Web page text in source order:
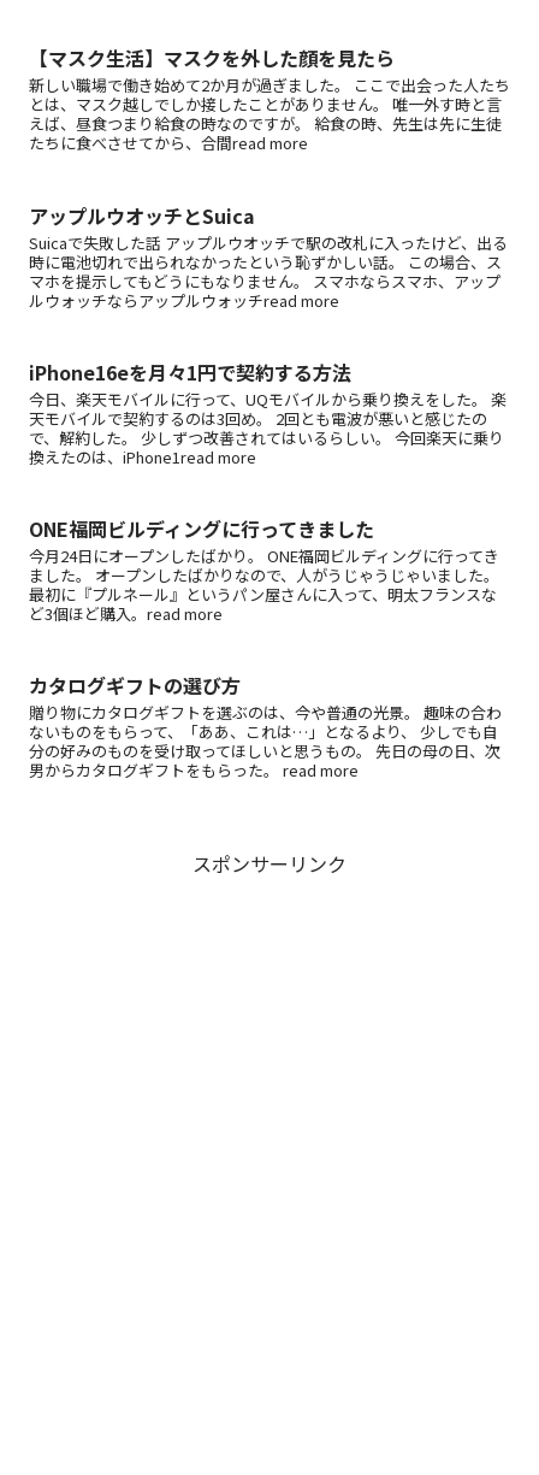
【マスク生活】マスクを外した顔を見たら
新しい職場で働き始めて2か月が過ぎました。 ここで出会った人たち
とは、マスク越しでしか接したことがありません。 唯一外す時と言
えば、昼食つまり給食の時なのですが。 給食の時、先生は先に生徒
たちに食べさせてから、合間read more
アップルウオッチとSuica
Suicaで失敗した話 アップルウオッチで駅の改札に入ったけど、出る
時に電池切れで出られなかったという恥ずかしい話。 この場合、ス
マホを提示してもどうにもなりません。 スマホならスマホ、アップ
ルウォッチならアップルウォッチread more
iPhone16eを月々1円で契約する方法
今日、楽天モバイルに行って、UQモバイルから乗り換えをした。 楽
天モバイルで契約するのは3回め。 2回とも電波が悪いと感じたの
で、解約した。 少しずつ改善されてはいるらしい。 今回楽天に乗り
換えたのは、iPhone1read more
ONE福岡ビルディングに行ってきました
今月24日にオープンしたばかり。 ONE福岡ビルディングに行ってき
ました。 オープンしたばかりなので、人がうじゃうじゃいました。
最初に『プルネール』というパン屋さんに入って、明太フランスな
ど3個ほど購入。read more
カタログギフトの選び方
贈り物にカタログギフトを選ぶのは、今や普通の光景。 趣味の合わ
ないものをもらって、「ああ、これは…」となるより、 少しでも自
分の好みのものを受け取ってほしいと思うもの。 先日の母の日、次
男からカタログギフトをもらった。 read more
スポンサーリンク